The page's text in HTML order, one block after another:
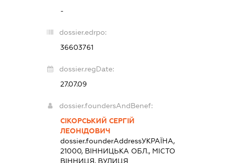
-
dossier.edrpo:
36603761
dossier.regDate:
27.07.09
dossier.foundersAndBenef:
СІКОРСЬКИЙ СЕРГІЙ
ЛЕОНІДОВИЧ
dossier.founderAddressУКРАЇНА,
21000, ВІННИЦЬКА ОБЛ., МІСТО
ВІННИЦЯ, ВУЛИЦЯ